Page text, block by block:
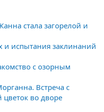
стала загорелой и
и испытания заклинаний
с озорным
Встреча с
во дворе